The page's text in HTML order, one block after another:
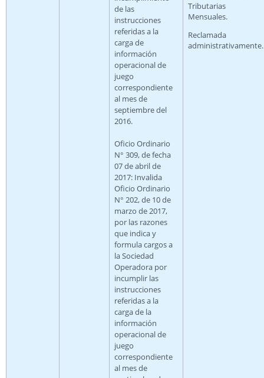
de las
instrucciones
referidas a la
carga de
información
operacional de
juego
correspondiente
al mes de
septiembre del
2016.
Oficio Ordinario
N° 309, de fecha
07 de abril de
2017: Invalida
Oficio Ordinario
N° 202, de 10 de
marzo de 2017,
por las razones
que indica y
formula cargos a
la Sociedad
Operadora por
incumplir las
instrucciones
referidas a la
carga de la
información
operacional de
juego
correspondiente
al mes de
Tributarias
Mensuales.
Reclamada
administrativamente.